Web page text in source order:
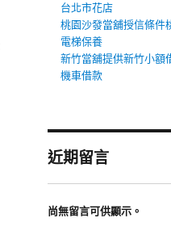
台北市花店
桃園沙發當舖授信條件
電梯保養
新竹當舖提供新竹小額
機車借款
近期留言
尚無留言可供顯示。